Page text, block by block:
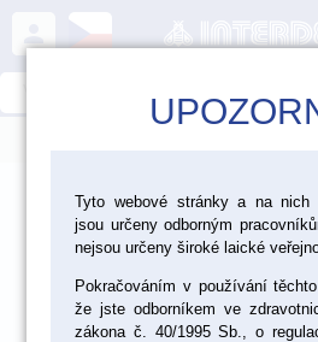
person
> Laboratoř > Materiály
Kovokeramika Vita > Vita VMK
VMK Master vzorník Classical >
Tyto webové stránky a na nich
jsou určeny odborným
nejsou určeny široké laické
Pokračováním v používání
že jste odborníkem ve
zákona č. 40/1995 Sb., o